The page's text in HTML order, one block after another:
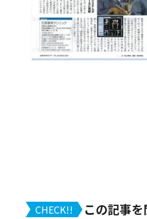
CHECK!! この記事